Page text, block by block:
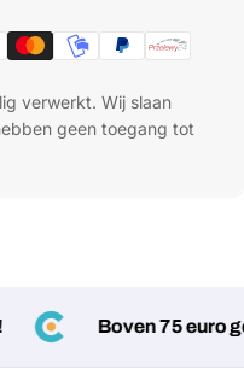
verwerkt. Wij slaan
geen toegang tot
Boven 75 euro